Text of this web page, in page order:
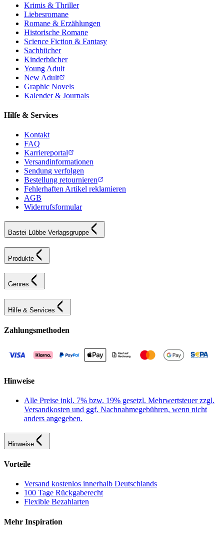
Krimis & Thriller
Liebesromane
Romane & Erzählungen
Historische Romane
Science Fiction & Fantasy
Sachbücher
Kinderbücher
Young Adult
New Adult
Graphic Novels
Kalender & Journals
Hilfe & Services
Kontakt
FAQ
Karriereportal
Versandinformationen
Sendung verfolgen
Bestellung retournieren
Fehlerhaften Artikel reklamieren
AGB
Widerrufsformular
Bastei Lübbe Verlagsgruppe
Produkte
Genres
Hilfe & Services
Zahlungsmethoden
Hinweise
Alle Preise inkl. 7% bzw. 19% gesetzl. Mehrwertsteuer zzgl.
Versandkosten und ggf. Nachnahmegebühren, wenn nicht
anders angegeben.
Hinweise
Vorteile
Versand kostenlos innerhalb Deutschlands
100 Tage Rückgaberecht
Flexible Bezahlarten
Mehr Inspiration